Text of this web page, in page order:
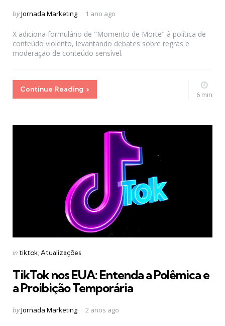
Posted
byJornada Marketing 1 ano ago
X adiciona formulário de "Momento de Morte" à política de
conteúdo violento, levantando debates sobre regras e
moderação de conteúdo sensível.
Continue Reading
6 min
Categories
Posted
in tiktok Atualizações
TikTok nos EUA: Entenda a Polêmica e
a Proibição Temporária
Posted
byJornada Marketing 2 anos ago